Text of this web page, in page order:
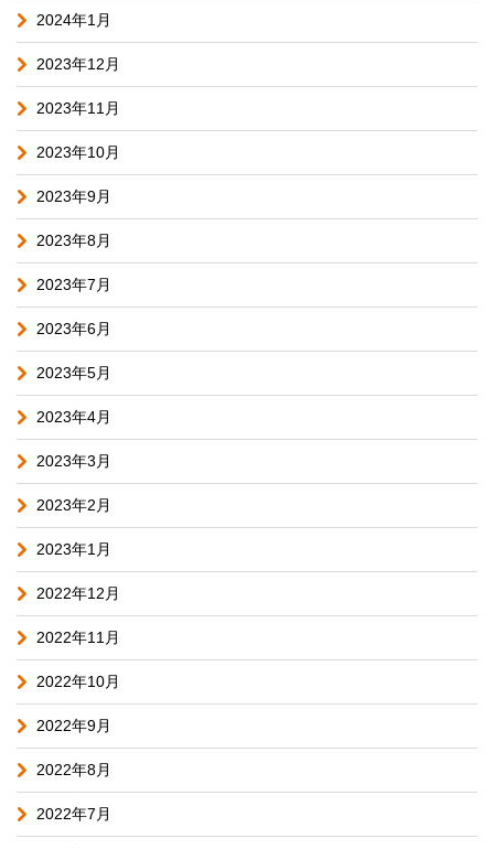
2024年1月
2023年12月
2023年11月
2023年10月
2023年9月
2023年8月
2023年7月
2023年6月
2023年5月
2023年4月
2023年3月
2023年2月
2023年1月
2022年12月
2022年11月
2022年10月
2022年9月
2022年8月
2022年7月